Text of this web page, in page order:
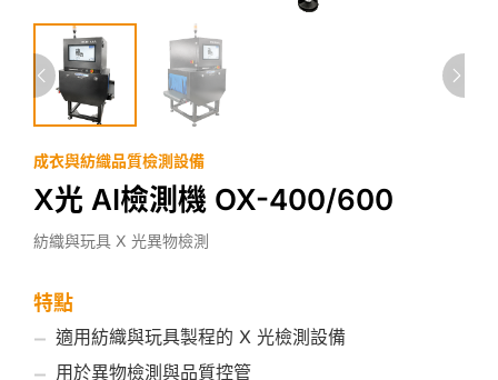
成衣與紡織品質檢測設備
X光 AI檢測機 OX-400/600
紡織與玩具 X 光異物檢測
特點
適用紡織與玩具製程的 X 光檢測設備
用於異物檢測與品質控管